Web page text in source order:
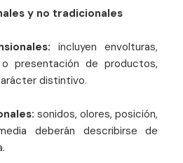
y no tradicionales
incluyen envolturas,
presentación de productos,
distintivo.
sonidos, olores, posición,
deberán describirse de